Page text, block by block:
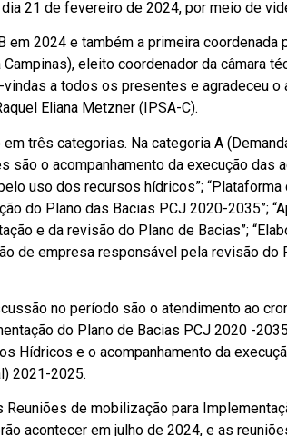
21 de fevereiro de 2024, por meio de
em 2024 e também a primeira coordenada
eleito coordenador da câmara
a todos os presentes e agradeceu o
Eliana Metzner (IPSA-C).
três categorias. Na categoria A
são o acompanhamento da execução das
uso dos recursos hídricos”; “Plataforma
do Plano das Bacias PCJ 2020-2035”;
e da revisão do Plano de Bacias”;
de empresa responsável pela revisão do
no período são o atendimento ao
do Plano de Bacias PCJ 2020 -
Hídricos e o acompanhamento da
2021-2025.
Reuniões de mobilização para
acontecer em julho de 2024, e as